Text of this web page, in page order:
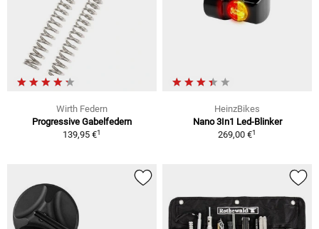
Wirth Federn
Progressive Gabelfedern
139,95 €1
HeinzBikes
Nano 3In1 Led-Blinker
269,00 €1